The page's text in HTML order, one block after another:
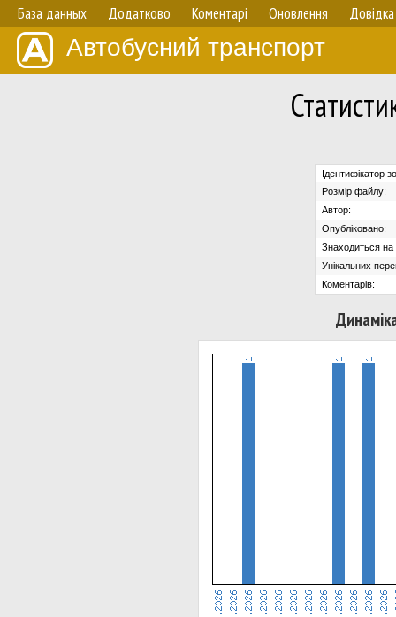
База данных Додатково Коментарі Оновлення Довідка
Автобусний транспорт
Ідентифікатор
Розмір файлу:
Автор:
Опубліковано:
Знаходиться на
Унікальних
Коментарів: